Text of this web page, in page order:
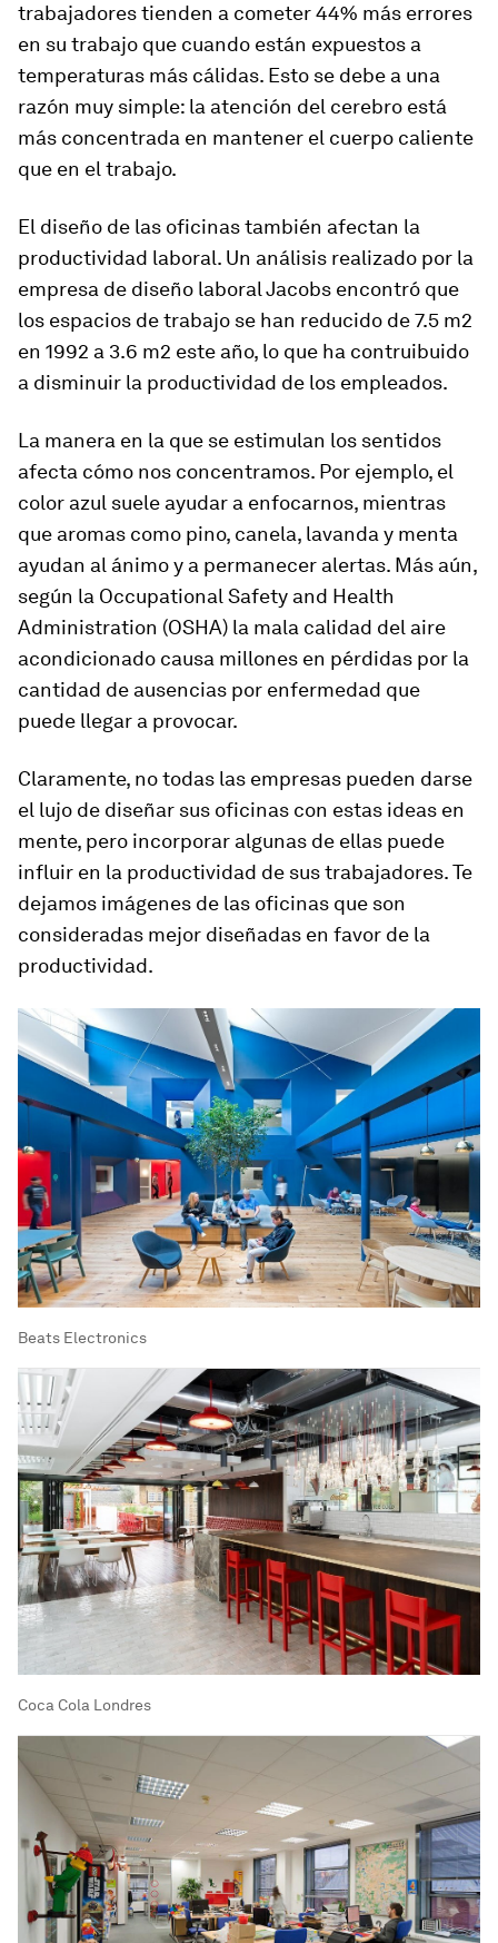
trabajadores tienden a cometer 44% más errores
en su trabajo que cuando están expuestos a
temperaturas más cálidas. Esto se debe a una
razón muy simple: la atención del cerebro está
más concentrada en mantener el cuerpo caliente
que en el trabajo.
El diseño de las oficinas también afectan la
productividad laboral. Un análisis realizado por la
empresa de diseño laboral Jacobs encontró que
los espacios de trabajo se han reducido de 7.5 m2
en 1992 a 3.6 m2 este año, lo que ha contruibuido
a disminuir la productividad de los empleados.
La manera en la que se estimulan los sentidos
afecta cómo nos concentramos. Por ejemplo, el
color azul suele ayudar a enfocarnos, mientras
que aromas como pino, canela, lavanda y menta
ayudan al ánimo y a permanecer alertas. Más aún,
según la Occupational Safety and Health
Administration (OSHA) la mala calidad del aire
acondicionado causa millones en pérdidas por la
cantidad de ausencias por enfermedad que
puede llegar a provocar.
Claramente, no todas las empresas pueden darse
el lujo de diseñar sus oficinas con estas ideas en
mente, pero incorporar algunas de ellas puede
influir en la productividad de sus trabajadores. Te
dejamos imágenes de las oficinas que son
consideradas mejor diseñadas en favor de la
productividad.
Beats Electronics
Coca Cola Londres